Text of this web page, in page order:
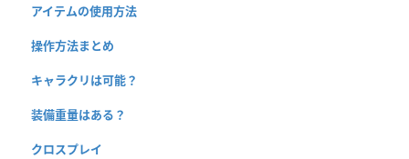
アイテムの使用方法
操作方法まとめ
キャラクリは可能？
装備重量はある？
クロスプレイ